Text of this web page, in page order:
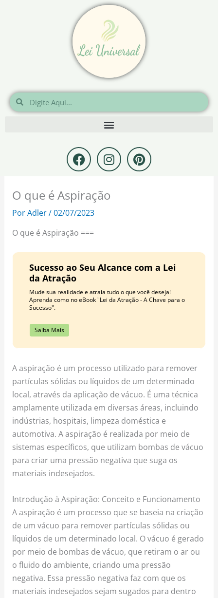
Pesquisar
Pesquisar
F
a
c
e
b
o
k
I
n
s
t
a
m
P
i
n
t
O que é Aspiração
PorAdler/02/07/2023
O que é Aspiração ===
Sucesso ao Seu Alcance com a Lei
da Atração
Mude sua realidade e atraia tudo o que você deseja!
Aprenda como no eBook "Lei da Atração - A Chave para o
Sucesso".
Saiba Mais
A aspiração é um processo utilizado para remover
partículas sólidas ou líquidos de um determinado
local, através da aplicação de vácuo. É uma técnica
amplamente utilizada em diversas áreas, incluindo
indústrias, hospitais, limpeza doméstica e
automotiva. A aspiração é realizada por meio de
sistemas específicos, que utilizam bombas de vácuo
para criar uma pressão negativa que suga os
materiais indesejados.
Introdução à Aspiração: Conceito e Funcionamento
A aspiração é um processo que se baseia na criação
de um vácuo para remover partículas sólidas ou
líquidos de um determinado local. O vácuo é gerado
por meio de bombas de vácuo, que retiram o ar ou
o fluido do ambiente, criando uma pressão
negativa. Essa pressão negativa faz com que os
materiais indesejados sejam sugados para dentro